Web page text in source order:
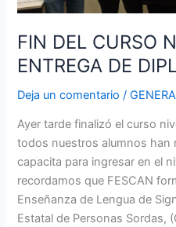
FIN DEL CURSO
ENTREGA DE
Deja un comentario /
Ayer tarde finalizó el curso
todos nuestros alumnos han
capacita para ingresar en el
recordamos que FESCAN
Enseñanza de Lengua de
Estatal de Personas Sordas,
DE
DIPLOMAS